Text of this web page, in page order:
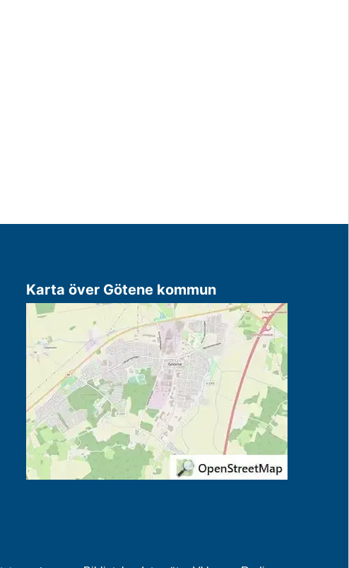
Karta över Götene kommun